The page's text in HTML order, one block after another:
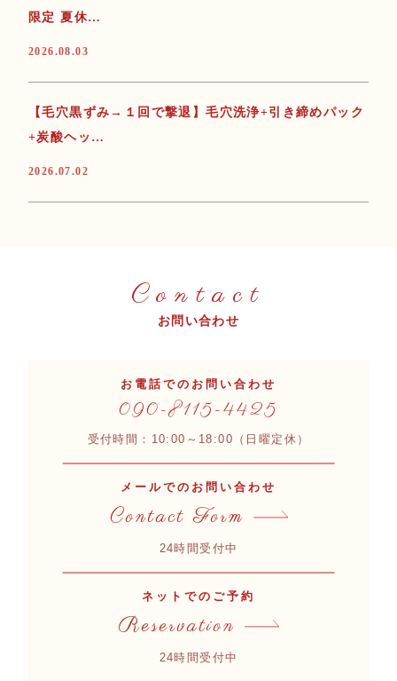
限定 夏休…
2026.08.03
【毛穴黒ずみ→１回で撃退】毛穴洗浄+引き締めパック
+炭酸ヘッ…
2026.07.02
Contact
お問い合わせ
お電話でのお問い合わせ
090-8115-4425
受付時間：10:00～18:00（日曜定休）
メールでのお問い合わせ
Contact Form
24時間受付中
ネットでのご予約
Reservation
24時間受付中